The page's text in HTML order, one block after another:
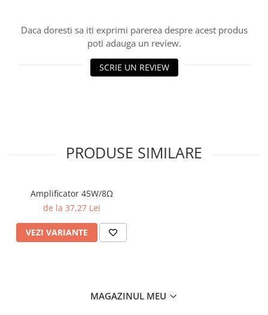
Daca doresti sa iti exprimi parerea despre acest produs
poti adauga un review.
SCRIE UN REVIEW
PRODUSE SIMILARE
Amplificator 45W/8Ω
de la 37,27 Lei
VEZI VARIANTE
MAGAZINUL MEU